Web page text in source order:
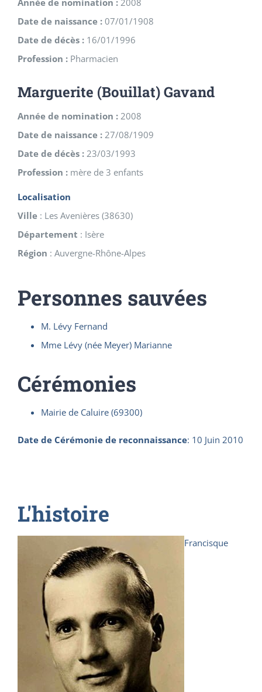
Année de nomination : 2008
Date de naissance : 07/01/1908
Date de décès : 16/01/1996
Profession : Pharmacien
Marguerite (Bouillat) Gavand
Année de nomination : 2008
Date de naissance : 27/08/1909
Date de décès : 23/03/1993
Profession : mère de 3 enfants
Localisation
Ville : Les Avenières (38630)
Département : Isère
Région : Auvergne-Rhône-Alpes
Personnes sauvées
M. Lévy Fernand
Mme Lévy (née Meyer) Marianne
Cérémonies
Mairie de Caluire (69300)
Date de Cérémonie de reconnaissance: 10 Juin 2010
L'histoire
Francisque